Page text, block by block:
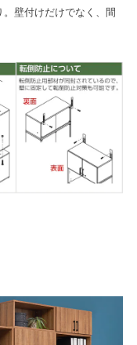
壁付けだけでなく、間